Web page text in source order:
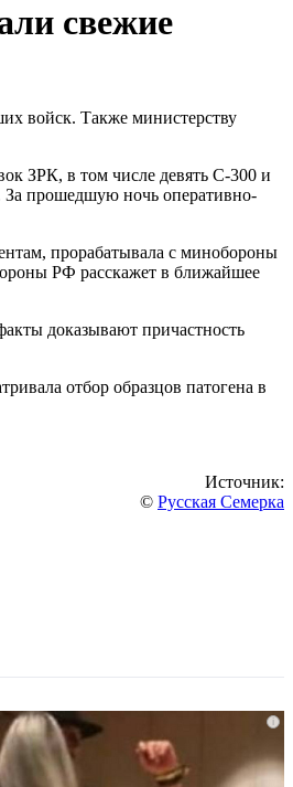
свежие
войск. Также министерству
ЗРК, в том числе девять С-300 и
За прошедшую ночь оперативно-
прорабатывала с минобороны
РФ расскажет в ближайшее
доказывают причастность
отбор образцов патогена в
Источник:
© Русская Семерка
i